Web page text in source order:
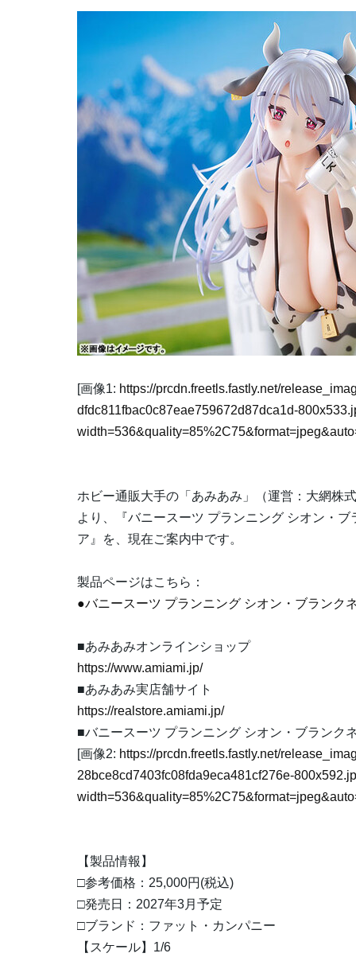
[画像1: https://prcdn.freetls.fastly.net/
dfdc811fbac0c87eae759672d87dca1d-
ホビー通販大手の「あみあみ」（運営：大網株
より、『バニースーツ プランニング シオン・
ア』を、現在ご案内中です。
製品ページはこちら：
●バニースーツ プランニング シオン・ブランク
■あみあみオンラインショップ
https://www.amiami.jp/
■あみあみ実店舗サイト
https://realstore.amiami.jp/
■バニースーツ プランニング シオン・ブランク
[画像2: https://prcdn.freetls.fastly.net/
28bce8cd7403fc08fda9eca481cf276e-
【製品情報】
□参考価格：25,000円(税込)
□発売日：2027年3月予定
□ブランド：ファット・カンパニー
【スケール】1/6